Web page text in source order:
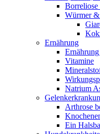
Würmer
Ernährung
Vitamine
Natrium
Arthrose
Ein